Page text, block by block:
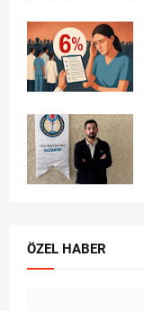
ÖZEL HABER